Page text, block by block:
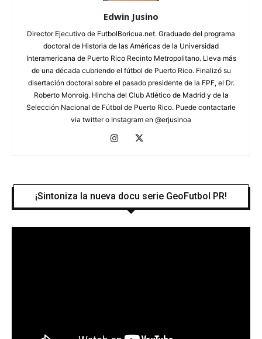
Edwin Jusino
Director Ejecutivo de FutbolBoricua.net. Graduado del programa
doctoral de Historia de las Américas de la Universidad
Interamericana de Puerto Rico Recinto Metropolitano. Lleva más
de una década cubriendo el fútbol de Puerto Rico. Finalizó su
disertación doctoral sobre el pasado presidente de la FPF, el Dr.
Roberto Monroig. Hincha del Club Atlético de Madrid y de la
Selección Nacional de Fútbol de Puerto Rico. Puede contactarle
via twitter o Instagram en @erjusinoa
¡Sintoniza la nueva docu serie GeoFutbol PR!